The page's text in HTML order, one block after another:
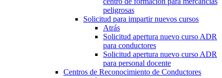
peligrosas
Solicitud para impartir nuevos cursos
Atrás
Solicitud apertura nuevo curso ADR
para conductores
Solicitud apertura nuevo curso ADR
para personal docente
Centros de Reconocimiento de Conductores